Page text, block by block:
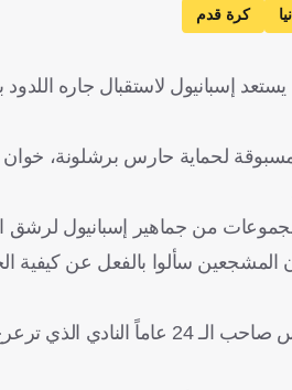
كرة قدم
إسبانيول لاستقبال جاره
مسبوقة لحماية حارس برشلونة،
من جماهير إسبانيول لرشق
سألوا بالفعل عن كيفية